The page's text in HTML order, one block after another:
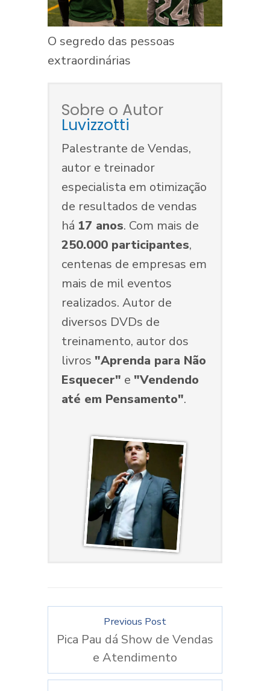
O segredo das pessoas
extraordinárias
Sobre o Autor
Luvizzotti
Palestrante de Vendas,
autor e treinador
especialista em otimização
de resultados de vendas
há 17 anos. Com mais de
250.000 participantes,
centenas de empresas em
mais de mil eventos
realizados. Autor de
diversos DVDs de
treinamento, autor dos
livros "Aprenda para Não
Esquecer" e "Vendendo
até em Pensamento".
Previous Post
Pica Pau dá Show de Vendas
e Atendimento